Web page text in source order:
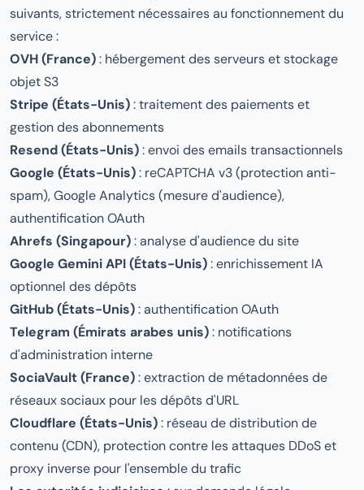
suivants, strictement nécessaires au fonctionnement du
service :
OVH (France): hébergement des serveurs et stockage
objet S3
Stripe (États-Unis): traitement des paiements et
gestion des abonnements
Resend (États-Unis): envoi des emails transactionnels
Google (États-Unis): reCAPTCHA v3 (protection anti-
spam), Google Analytics (mesure d'audience),
authentification OAuth
Ahrefs (Singapour): analyse d'audience du site
Google Gemini API (États-Unis): enrichissement IA
optionnel des dépôts
GitHub (États-Unis): authentification OAuth
Telegram (Émirats arabes unis): notifications
d'administration interne
SociaVault (France): extraction de métadonnées de
réseaux sociaux pour les dépôts d'URL
Cloudflare (États-Unis): réseau de distribution de
contenu (CDN), protection contre les attaques DDoS et
proxy inverse pour l'ensemble du trafic